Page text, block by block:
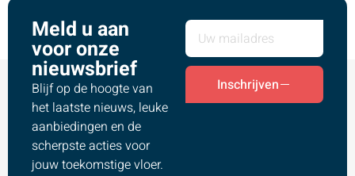
Meld u aan
voor onze
nieuwsbrief
Blijf op de hoogte van
het laatste nieuws, leuke
aanbiedingen en de
scherpste acties voor
jouw toekomstige vloer.
Inschrijven